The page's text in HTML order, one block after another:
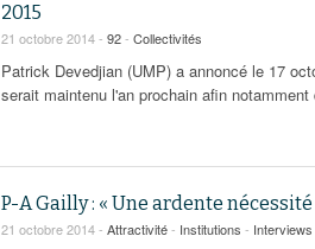
2015
21 octobre 2014 - 92- Collectivités
Patrick Devedjian (UMP) a annoncé le 17
serait maintenu l'an prochain afin
P-A Gailly : « Une ardente
21 octobre 2014 - Attractivité- Institutions - Interviews